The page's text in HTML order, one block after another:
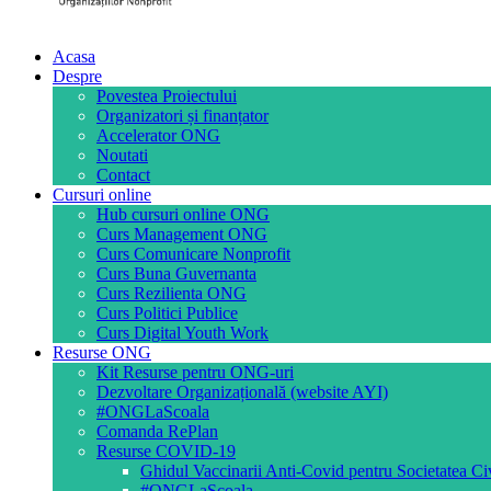
Acasa
Despre
Povestea Proiectului
Organizatori și finanțator
Accelerator ONG
Noutati
Contact
Cursuri online
Hub cursuri online ONG
Curs Management ONG
Curs Comunicare Nonprofit
Curs Buna Guvernanta
Curs Rezilienta ONG
Curs Politici Publice
Curs Digital Youth Work
Resurse ONG
Kit Resurse pentru ONG-uri
Dezvoltare Organizațională (website AYI)
#ONGLaScoala
Comanda RePlan
Resurse COVID-19
Ghidul Vaccinarii Anti-Covid pentru Societatea